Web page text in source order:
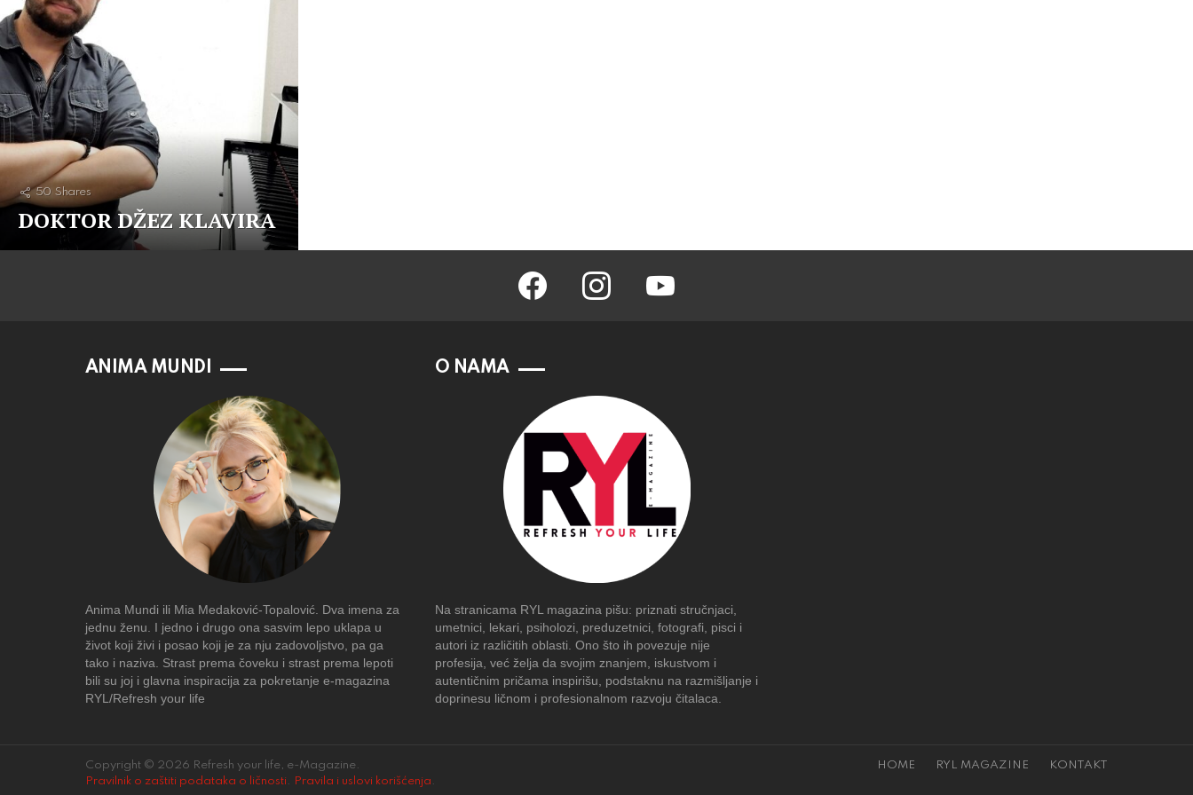
50 Shares
DOKTOR DŽEZ KLAVIRA
facebook instagram youtube
ANIMA MUNDI
Anima Mundi ili Mia Medaković-Topalović. Dva imena za
jednu ženu. I jedno i drugo ona sasvim lepo uklapa u
život koji živi i posao koji je za nju zadovoljstvo, pa ga
tako i naziva. Strast prema čoveku i strast prema lepoti
bili su joj i glavna inspiracija za pokretanje e-magazina
RYL/Refresh your life
O NAMA
Na stranicama RYL magazina pišu: priznati stručnjaci,
umetnici, lekari, psiholozi, preduzetnici, fotografi, pisci i
autori iz različitih oblasti. Ono što ih povezuje nije
profesija, već želja da svojim znanjem, iskustvom i
autentičnim pričama inspirišu, podstaknu na razmišljanje i
doprinesu ličnom i profesionalnom razvoju čitalaca.
Copyright © 2026 Refresh your life, e-Magazine.
Pravilnik o zaštiti podataka o ličnosti . Pravila i uslovi korišćenja .
HOME RYL MAGAZINE KONTAKT